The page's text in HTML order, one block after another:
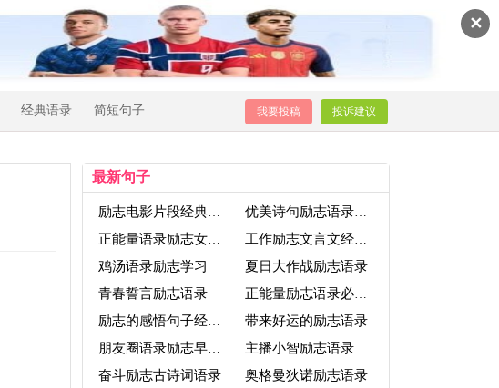
✕
经典语录 简短句子 我要投稿 投诉建议
最新句子
励志电影片段经典语录
优美诗句励志语录大全
正能量语录励志女人情感
工作励志文言文经典语录
鸡汤语录励志学习
夏日大作战励志语录
青春誓言励志语录
正能量励志语录必修课
励志的感悟句子经典语录
带来好运的励志语录
朋友圈语录励志早安的句子
主播小智励志语录
奋斗励志古诗词语录
奥格曼狄诺励志语录